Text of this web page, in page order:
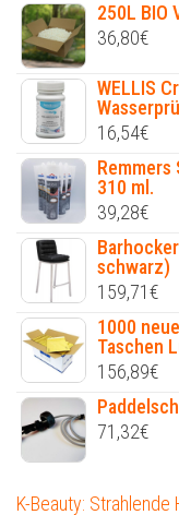
250L BIO
36,80€
WELLIS
16,54€
310 ml.
39,28€
schwarz)
159,71€
1000
Taschen
156,89€
71,32€
K-Beauty: